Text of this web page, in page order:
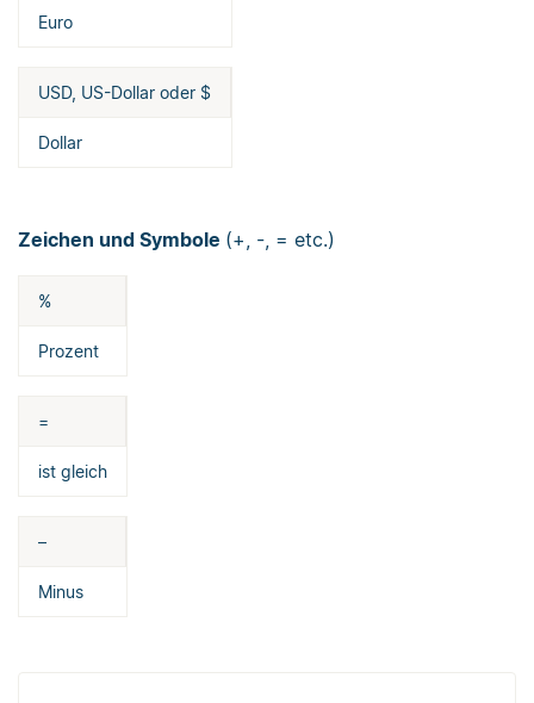
Euro
USD, US-Dollar oder $
Dollar
Zeichen und Symbole (+, -, = etc.)
%
Prozent
=
ist gleich
–
Minus